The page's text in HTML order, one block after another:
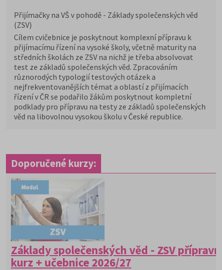
Přijímačky na VŠ v pohodě - Základy společenských věd
(ZSV)
Cílem cvičebnice je poskytnout komplexní přípravu k
přijímacímu řízení na vysoké školy, včetně maturity na
středních školách ze ZSV na nichž je třeba absolvovat
test ze základů společenských věd. Zpracováním
různorodých typologií testových otázek a
nejfrekventovanějších témat a oblastí z přijímacích
řízení v ČR se podařilo žákům poskytnout kompletní
podklady pro přípravu na testy ze základů společenských
věd na libovolnou vysokou školu v České republice.
Doporučené kurzy:
Základy společenských věd - ZSV
kurz + učebnice 2026/27